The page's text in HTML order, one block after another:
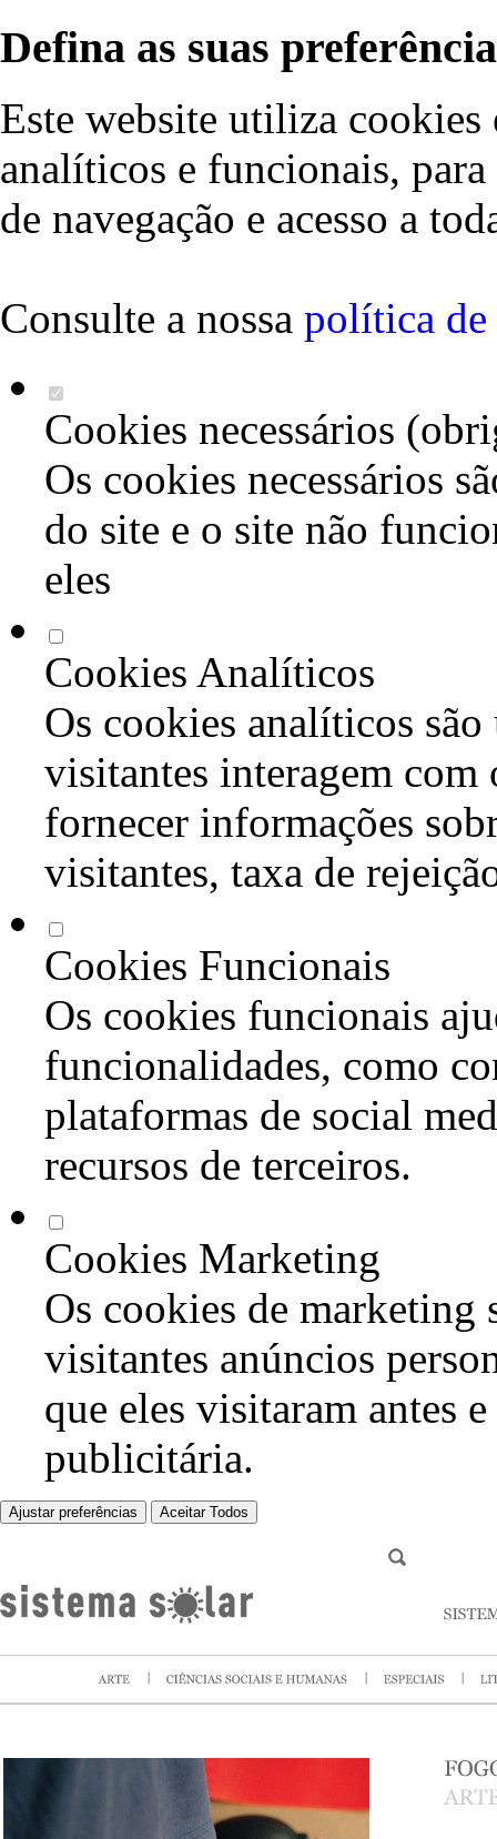
Defina as suas
Este website utiliza cookies
analíticos e funcionais,
de navegação e acesso a
Consulte a nossa política de
Cookies necessários
Os cookies necessários
do site e o site não
eles
Cookies Analíticos
Os cookies analíticos são
visitantes interagem com
fornecer informações
visitantes, taxa de
Cookies Funcionais
Os cookies funcionais
funcionalidades, como
plataformas de social
recursos de terceiros.
Cookies Marketing
Os cookies de marketing
visitantes anúncios
que eles visitaram antes
publicitária.
Ajustar preferências Aceitar Todos